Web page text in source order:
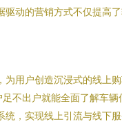
驱动的营销方式不仅提高
为用户创造沉浸式的线上
不出户就能全面了解车辆
统，实现线上引流与线下